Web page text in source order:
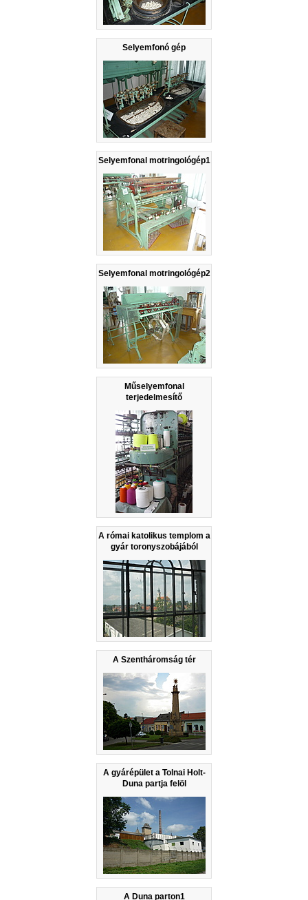
Selyemfonó gép
Selyemfonal motringológép1
Selyemfonal motringológép2
Műselyemfonal
terjedelmesítő
A római katolikus templom a
gyár toronyszobájából
A Szentháromság tér
A gyárépület a Tolnai Holt-
Duna partja felöl
A Duna parton1